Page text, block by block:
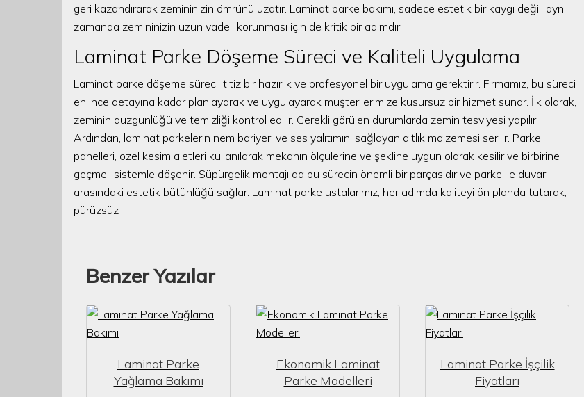
geri kazandırarak zemininizin ömrünü uzatır. Laminat parke bakımı, sadece estetik bir kaygı değil, aynı
zamanda zemininizin uzun vadeli korunması için de kritik bir adımdır.
Laminat Parke Döşeme Süreci ve Kaliteli Uygulama
Laminat parke döşeme süreci, titiz bir hazırlık ve profesyonel bir uygulama gerektirir. Firmamız, bu süreci
en ince detayına kadar planlayarak ve uygulayarak müşterilerimize kusursuz bir hizmet sunar. İlk olarak,
zeminin düzgünlüğü ve temizliği kontrol edilir. Gerekli görülen durumlarda zemin tesviyesi yapılır.
Ardından, laminat parkelerin nem bariyeri ve ses yalıtımını sağlayan altlık malzemesi serilir. Parke
panelleri, özel kesim aletleri kullanılarak mekanın ölçülerine ve şekline uygun olarak kesilir ve birbirine
geçmeli sistemle döşenir. Süpürgelik montajı da bu sürecin önemli bir parçasıdır ve parke ile duvar
arasındaki estetik bütünlüğü sağlar. Laminat parke ustalarımız, her adımda kaliteyi ön planda tutarak,
pürüzsüz
Benzer Yazılar
Laminat Parke
Yağlama Bakımı
Ekonomik Laminat
Parke Modelleri
Laminat Parke İşçilik
Fiyatları